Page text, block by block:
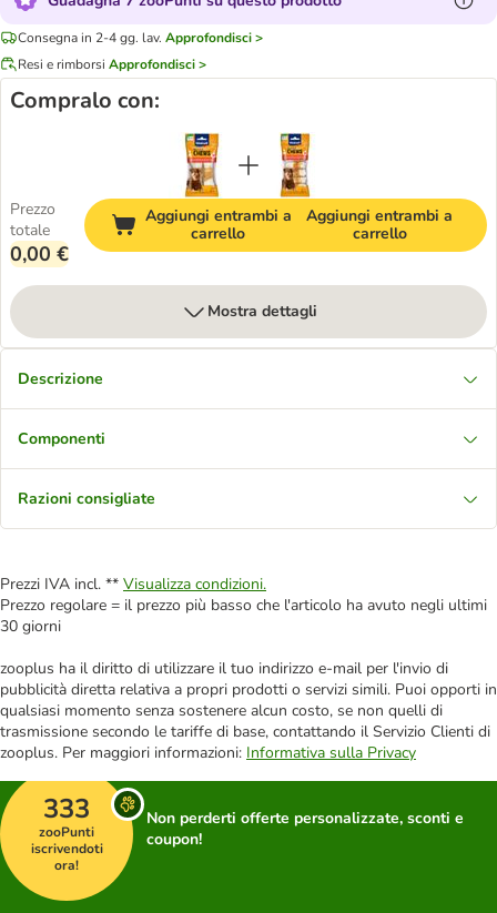
Consegna in 2-4 gg. lav. Approfondisci >
Resi e rimborsi Approfondisci >
Compralo con:
Prezzo
totale
0,00 €
Aggiungi entrambi a
carrello
Aggiungi entrambi a
carrello
Mostra dettagli
Descrizione
Componenti
Razioni consigliate
Prezzi IVA incl. ** Visualizza condizioni.
Prezzo regolare = il prezzo più basso che l'articolo ha avuto negli ultimi
30 giorni
zooplus ha il diritto di utilizzare il tuo indirizzo e-mail per l'invio di
pubblicità diretta relativa a propri prodotti o servizi simili. Puoi opporti in
qualsiasi momento senza sostenere alcun costo, se non quelli di
trasmissione secondo le tariffe di base, contattando il Servizio Clienti di
zooplus. Per maggiori informazioni: Informativa sulla Privacy
333
zooPunti
iscrivendoti
ora!
Non perderti offerte personalizzate, sconti e
coupon!